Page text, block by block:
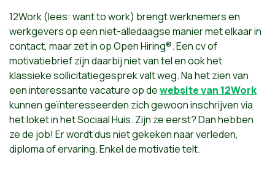
12Work (lees: want to work) brengt werknemers en
werkgevers op een niet-alledaagse manier met elkaar in
contact, maar zet in op Open Hiring®. Een cv of
motivatiebrief zijn daarbij niet van tel en ook het
klassieke sollicitatiegesprek valt weg. Na het zien van
een interessante vacature op dewebsite van 12Work
kunnen geïnteresseerden zich gewoon inschrijven via
het loket in het Sociaal Huis. Zijn ze eerst? Dan hebben
ze de job! Er wordt dus niet gekeken naar verleden,
diploma of ervaring. Enkel de motivatie telt.